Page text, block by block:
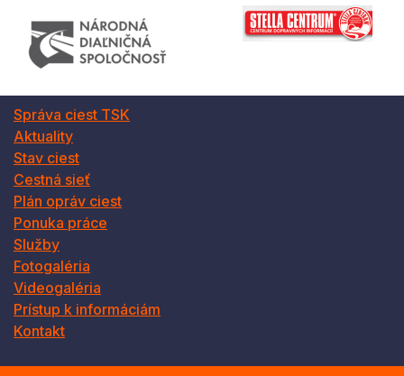
Správa ciest TSK
Aktuality
Stav ciest
Cestná sieť
Plán opráv ciest
Ponuka práce
Služby
Fotogaléria
Videogaléria
Prístup k informáciám
Kontakt